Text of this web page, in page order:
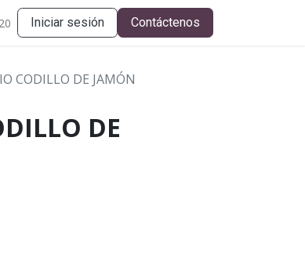
Iniciar sesión Contáctenos
CODILLO DE JAMÓN
DE